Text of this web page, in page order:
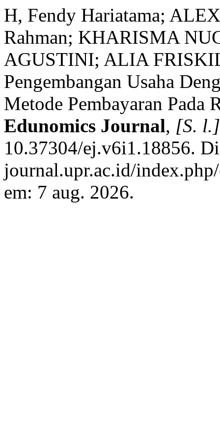
H, Fendy Hariatama;
Rahman; KHARISMA
AGUSTINI; ALIA
Pengembangan Usaha
Metode Pembayaran
Edunomics Journal, [S. l.]
10.37304/ej.v6i1.18856.
journal.upr.ac.id/
em: 7 aug. 2026.